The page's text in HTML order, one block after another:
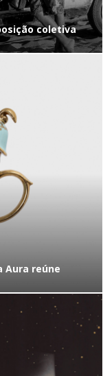
coletiva
Aura reúne